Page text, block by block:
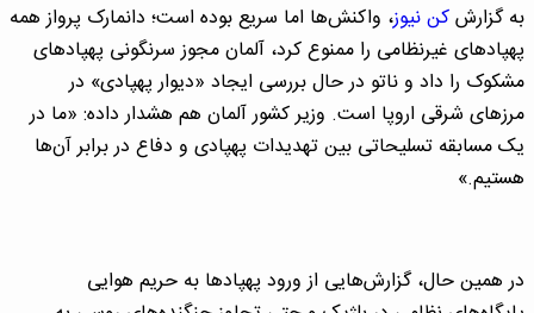
به گزارشکن نیوز، واکنش‌ها اما سریع بوده است؛ دانمارک پرواز همه
پهپادهای غیرنظامی را ممنوع کرد، آلمان مجوز سرنگونی پهپادهای
مشکوک را داد و ناتو در حال بررسی ایجاد «دیوار پهپادی» در
مرزهای شرقی اروپا است. وزیر کشور آلمان هم هشدار داده: «ما در
یک مسابقه تسلیحاتی بین تهدیدات پهپادی و دفاع در برابر آن‌ها
هستیم.»
در همین حال، گزارش‌هایی از ورود پهپادها به حریم هوایی